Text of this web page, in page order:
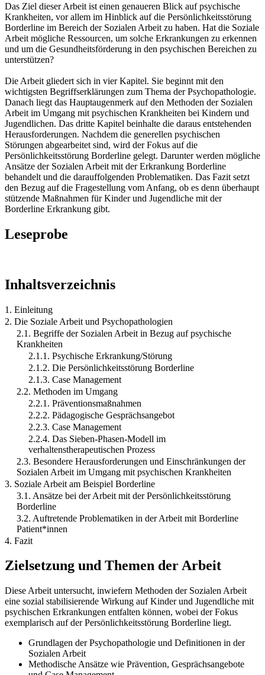
Das Ziel dieser Arbeit ist einen genaueren Blick auf psychische
Krankheiten, vor allem im Hinblick auf die Persönlichkeitsstörung
Borderline im Bereich der Sozialen Arbeit zu haben. Hat die Soziale
Arbeit mögliche Ressourcen, um solche Erkrankungen zu erkennen
und um die Gesundheitsförderung in den psychischen Bereichen zu
unterstützen?
Die Arbeit gliedert sich in vier Kapitel. Sie beginnt mit den
wichtigsten Begriffserklärungen zum Thema der Psychopathologie.
Danach liegt das Hauptaugenmerk auf den Methoden der Sozialen
Arbeit im Umgang mit psychischen Krankheiten bei Kindern und
Jugendlichen. Das dritte Kapitel beinhalte die daraus entstehenden
Herausforderungen. Nachdem die generellen psychischen
Störungen abgearbeitet sind, wird der Fokus auf die
Persönlichkeitsstörung Borderline gelegt. Darunter werden mögliche
Ansätze der Sozialen Arbeit mit der Erkrankung Borderline
behandelt und die darauffolgenden Problematiken. Das Fazit setzt
den Bezug auf die Fragestellung vom Anfang, ob es denn überhaupt
stützende Maßnahmen für Kinder und Jugendliche mit der
Borderline Erkrankung gibt.
Leseprobe
Inhaltsverzeichnis
1. Einleitung
2. Die Soziale Arbeit und Psychopathologien
2.1. Begriffe der Sozialen Arbeit in Bezug auf psychische
Krankheiten
2.1.1. Psychische Erkrankung/Störung
2.1.2. Die Persönlichkeitsstörung Borderline
2.1.3. Case Management
2.2. Methoden im Umgang
2.2.1. Präventionsmaßnahmen
2.2.2. Pädagogische Gesprächsangebot
2.2.3. Case Management
2.2.4. Das Sieben-Phasen-Modell im
verhaltenstherapeutischen Prozess
2.3. Besondere Herausforderungen und Einschränkungen der
Sozialen Arbeit im Umgang mit psychischen Krankheiten
3. Soziale Arbeit am Beispiel Borderline
3.1. Ansätze bei der Arbeit mit der Persönlichkeitsstörung
Borderline
3.2. Auftretende Problematiken in der Arbeit mit Borderline
Patient*innen
4. Fazit
Zielsetzung und Themen der Arbeit
Diese Arbeit untersucht, inwiefern Methoden der Sozialen Arbeit
eine sozial stabilisierende Wirkung auf Kinder und Jugendliche mit
psychischen Erkrankungen entfalten können, wobei der Fokus
exemplarisch auf der Persönlichkeitsstörung Borderline liegt.
Grundlagen der Psychopathologie und Definitionen in der
Sozialen Arbeit
Methodische Ansätze wie Prävention, Gesprächsangebote